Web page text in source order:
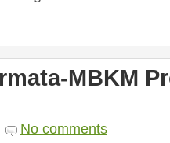
MBKM
No comments